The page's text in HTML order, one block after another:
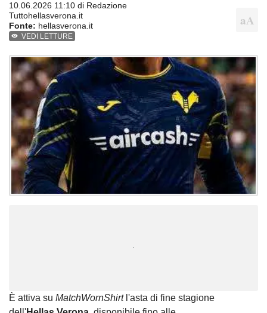
10.06.2026 11:10 di Redazione
Tuttohellasverona.it
Fonte: hellasverona.it
VEDI LETTURE
È attiva su MatchWornShirt l'asta di fine stagione